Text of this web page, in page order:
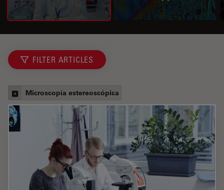
FILTER ARTICLES
Microscopía estereoscópica